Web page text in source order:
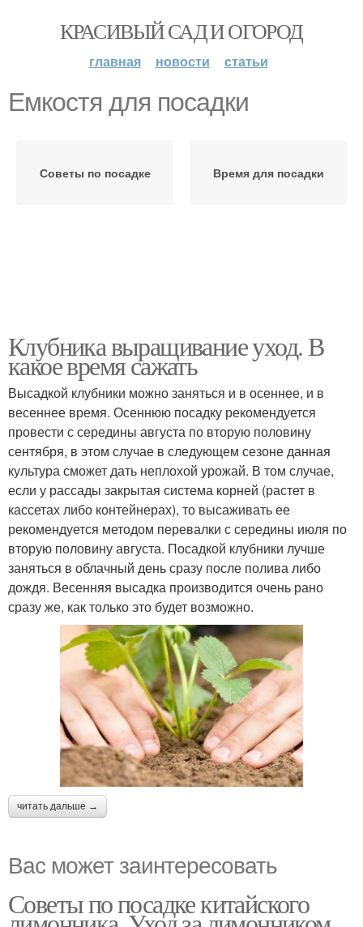
КРАСИВЫЙ САД И ОГОРОД
главная новости статьи
Емкостя для посадки
Советы по посадке Время для посадки
Клубника выращивание уход. В
какое время сажать
Высадкой клубники можно заняться и в осеннее, и в
весеннее время. Осеннюю посадку рекомендуется
провести с середины августа по вторую половину
сентября, в этом случае в следующем сезоне данная
культура сможет дать неплохой урожай. В том случае,
если у рассады закрытая система корней (растет в
кассетах либо контейнерах), то высаживать ее
рекомендуется методом перевалки с середины июля по
вторую половину августа. Посадкой клубники лучше
заняться в облачный день сразу после полива либо
дождя. Весенняя высадка производится очень рано
сразу же, как только это будет возможно.
читать дальше →
Вас может заинтересовать
Советы по посадке китайского